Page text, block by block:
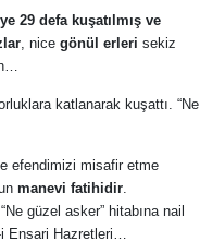
29 defa kuşatılmış ve
, nice gönül erleri sekiz
katlanarak kuşattı. “Ne
efendimizi misafir etme
manevi fatihidir.
güzel asker” hitabına nail
Ensari Hazretleri…